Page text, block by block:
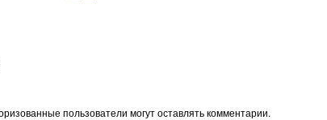
пользователи могут оставлять комментарии.